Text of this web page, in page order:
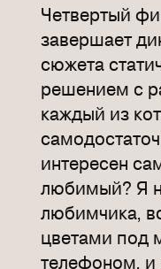
Четвертый
завершает
сюжета
решением с
каждый из
интересен
любимый? Я
любимчика,
цветами под
телефоном, и